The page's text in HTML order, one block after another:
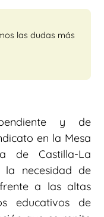
las dudas más
y de
en la Mesa
de Castilla-La
la necesidad de
a las altas
educativos de